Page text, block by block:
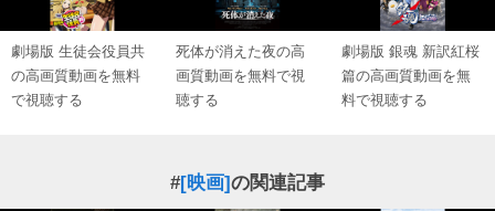
劇場版 生徒会役員共
の高画質動画を無料
で視聴する
死体が消えた夜の高
画質動画を無料で視
聴する
劇場版 銀魂 新訳紅桜
篇の高画質動画を無
料で視聴する
#[映画]の関連記事